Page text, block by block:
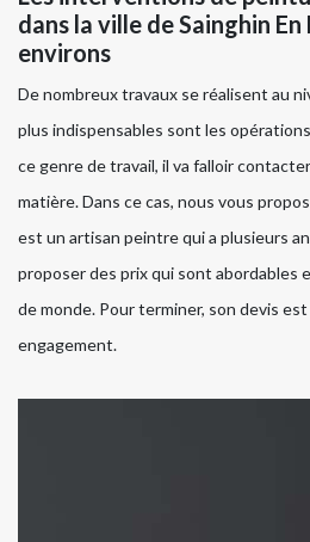
dans la ville de Sainghin
environs
De nombreux travaux se réalisent au
plus indispensables sont les
ce genre de travail, il va falloir
matière. Dans ce cas, nous vous
est un artisan peintre qui a plusieurs
proposer des prix qui sont abordables
de monde. Pour terminer, son devis
engagement.